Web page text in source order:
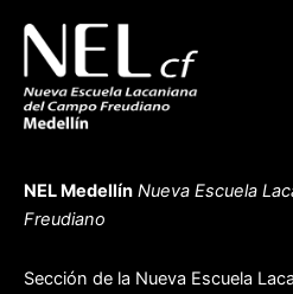
NEL Medellín Nueva Escuela
Freudiano
Sección de la Nueva Escuela